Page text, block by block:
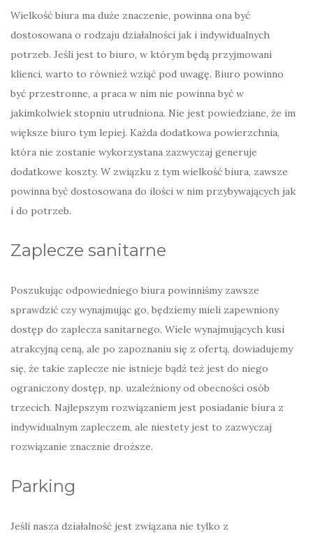
Wielkość biura ma duże znaczenie, powinna ona być
dostosowana o rodzaju działalności jak i indywidualnych
potrzeb. Jeśli jest to biuro, w którym będą przyjmowani
klienci, warto to również wziąć pod uwagę. Biuro powinno
być przestronne, a praca w nim nie powinna być w
jakimkolwiek stopniu utrudniona. Nie jest powiedziane, że im
większe biuro tym lepiej. Każda dodatkowa powierzchnia,
która nie zostanie wykorzystana zazwyczaj generuje
dodatkowe koszty. W związku z tym wielkość biura, zawsze
powinna być dostosowana do ilości w nim przybywających jak
i do potrzeb.
Zaplecze sanitarne
Poszukując odpowiedniego biura powinniśmy zawsze
sprawdzić czy wynajmując go, będziemy mieli zapewniony
dostęp do zaplecza sanitarnego. Wiele wynajmujących kusi
atrakcyjną ceną, ale po zapoznaniu się z ofertą, dowiadujemy
się, że takie zaplecze nie istnieje bądź też jest do niego
ograniczony dostęp, np. uzależniony od obecności osób
trzecich. Najlepszym rozwiązaniem jest posiadanie biura z
indywidualnym zapleczem, ale niestety jest to zazwyczaj
rozwiązanie znacznie droższe.
Parking
Jeśli nasza działalność jest związana nie tylko z